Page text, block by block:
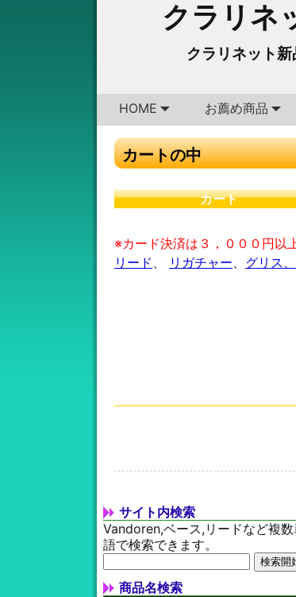
クラリネ
クラリネット
HOME
お薦め商品
カートの中
カート
※カード決済は３，０００円以
リード
リガチャー グリス
サイト内検索
Vandoren,ベース,リードなど複
語で検索できます。
商品名検索